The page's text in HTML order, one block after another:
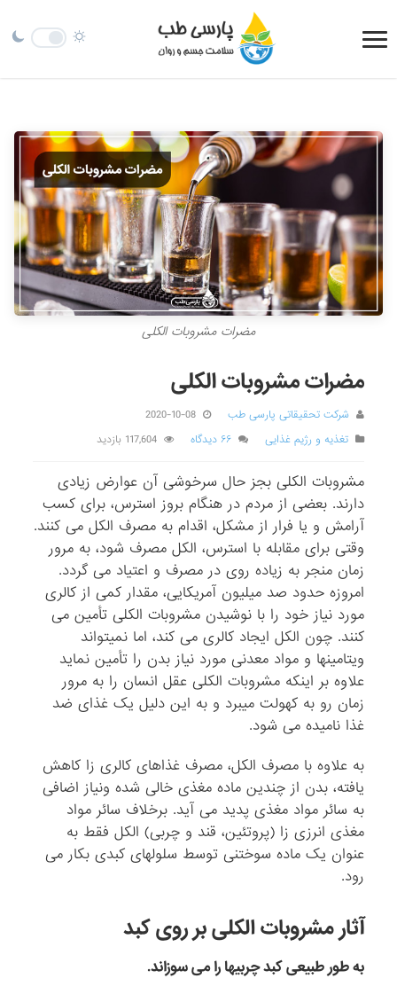
مضرات مشروبات الکلی
مضرات مشروبات الکلی
شرکت تحقیقاتی پارسی طب
2020-10-08
تغذیه و رژیم غذایی
۶۶ دیدگاه 117,604 بازدید
مشروبات الکلی بجز حال سرخوشی آن عوارض زیادی
دارند. بعضی از مردم در هنگام بروز استرس، برای کسب
آرامش و یا فرار از مشکل، اقدام به مصرف الکل می کنند.
وقتی برای مقابله با استرس، الکل مصرف شود، به مرور
زمان منجر به زیاده روی در مصرف و اعتیاد می گردد.
امروزه حدود صد میلیون آمریکایی، مقدار کمی از کالری
مورد نیاز خود را با نوشیدن مشروبات الکلی تأمین می
کنند. چون الکل ایجاد کالری می کند، اما نمیتواند
ویتامینها و مواد معدنی مورد نیاز بدن را تأمین نماید
علاوه بر اینکه مشروبات الکلی عقل انسان را به مرور
زمان رو به کهولت میبرد و به این دلیل یک غذای ضد
غذا نامیده می شود.
به علاوه با مصرف الکل، مصرف غذاهای کالری زا کاهش
یافته، بدن از چندین ماده مغذی خالی شده ونیاز اضافی
به سائر مواد مغذی پدید می آید. برخلاف سائر مواد
مغذی انرزی زا (پروتئین، قند و چربی) الکل فقط به
عنوان یک ماده سوختنی توسط سلولهای کبدی بکار می
رود.
آثار مشروبات الکلی بر روی کبد
به طور طبیعی کبد چربیها را می سوزاند.